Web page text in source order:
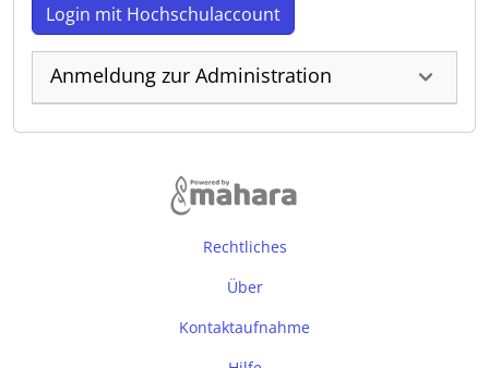
Login mit Hochschulaccount
Anmeldung zur Administration
Rechtliches
Über
Kontaktaufnahme